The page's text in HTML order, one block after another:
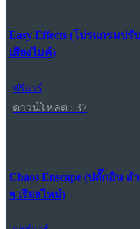
Easy Effects (โปรแกรมปรั
เสียงไมค์)
ฟรีแวร์
ดาวน์โหลด : 37
Chaos Enscape (ปลั๊กอิน
ๆ เรียลไทม์)